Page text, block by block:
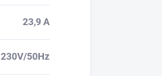
23,9 A
230V/50Hz